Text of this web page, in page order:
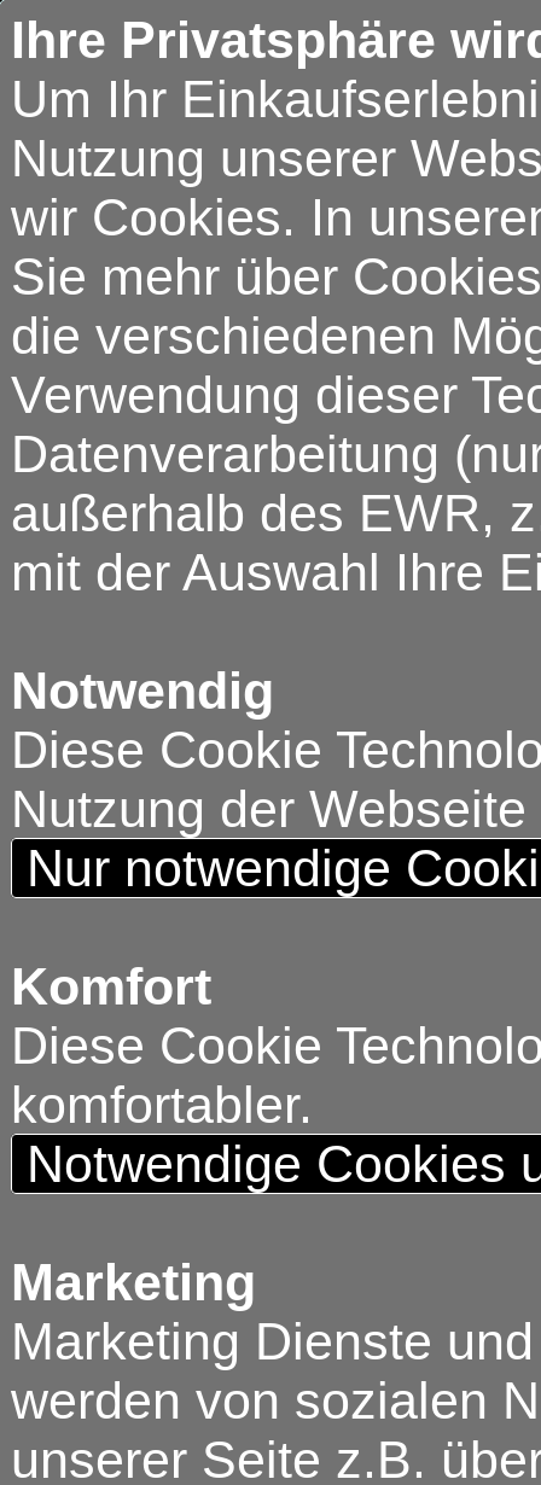
Ihre Privatsphäre
Um Ihr
Nutzung unserer
wir Cookies. In
Sie mehr über
die verschiedenen
Verwendung dieser
Datenverarbeitung
außerhalb des EWR,
mit der Auswahl Ihre
Notwendig
Diese Cookie
Nutzung der
Nur notwendige
Komfort
Diese Cookie
komfortabler.
Notwendige Cookies
Marketing
Marketing Dienste
werden von sozialen
unserer Seite z.B.